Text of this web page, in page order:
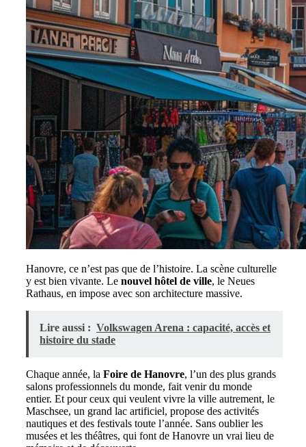
Hanovre, ce n’est pas que de l’histoire. La scène culturelle
y est bien vivante. Le nouvel hôtel de ville, le Neues
Rathaus, en impose avec son architecture massive.
Lire aussi : Volkswagen Arena : capacité, accès et
histoire du stade
Chaque année, la Foire de Hanovre, l’un des plus grands
salons professionnels du monde, fait venir du monde
entier. Et pour ceux qui veulent vivre la ville autrement, le
Maschsee, un grand lac artificiel, propose des activités
nautiques et des festivals toute l’année. Sans oublier les
musées et les théâtres, qui font de Hanovre un vrai lieu de